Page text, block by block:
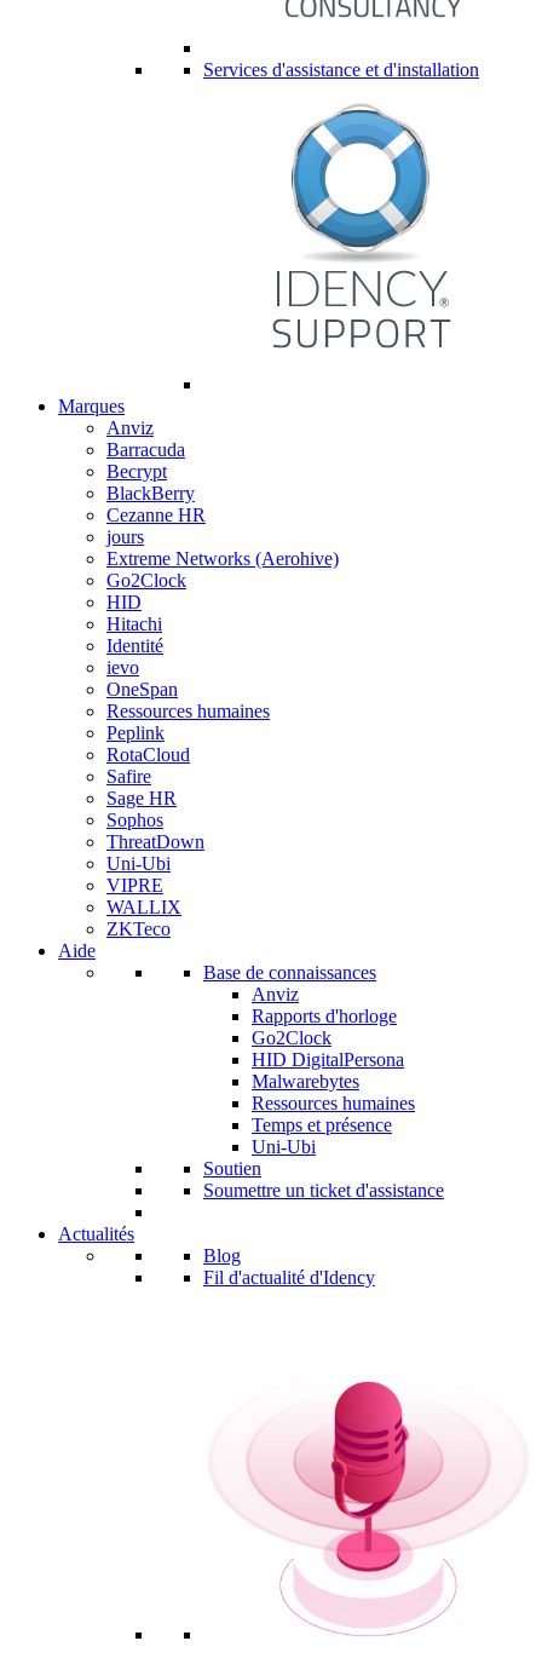
Services d'assistance et d'installation
Marques
Anviz
Barracuda
Becrypt
BlackBerry
Cezanne HR
jours
Extreme Networks (Aerohive)
Go2Clock
HID
Hitachi
Identité
ievo
OneSpan
Ressources humaines
Peplink
RotaCloud
Safire
Sage HR
Sophos
ThreatDown
Uni-Ubi
VIPRE
WALLIX
ZKTeco
Aide
Base de connaissances
Anviz
Rapports d'horloge
Go2Clock
HID DigitalPersona
Malwarebytes
Ressources humaines
Temps et présence
Uni-Ubi
Soutien
Soumettre un ticket d'assistance
Actualités
Blog
Fil d'actualité d'Idency